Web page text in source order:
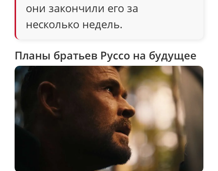
они закончили его за
несколько недель.
Планы братьев Руссо на будущее